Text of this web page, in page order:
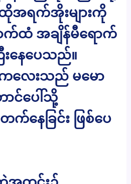
ထိုအရက်အိုးများကို
ထံ အချိန်မီရောက်
းနေပေသည်။
ကလေးသည် မမော
ာင်ပေါ်သို့
က်နေခြင်း ဖြစ်ပေ